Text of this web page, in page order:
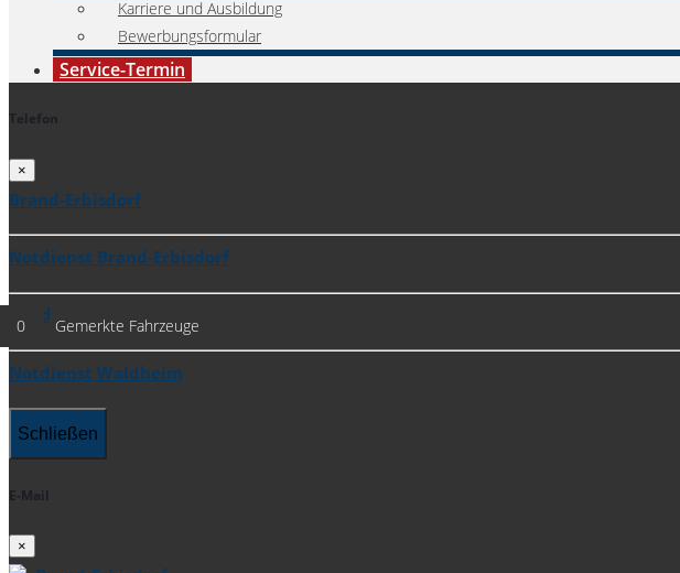
Karriere und Ausbildung
Bewerbungsformular
Service-Termin
Telefon
×
Brand-Erbisdorf
Notdienst Brand-Erbisdorf
Waldheim
Notdienst Waldheim
Schließen
E-Mail
×
0 Gemerkte Fahrzeuge